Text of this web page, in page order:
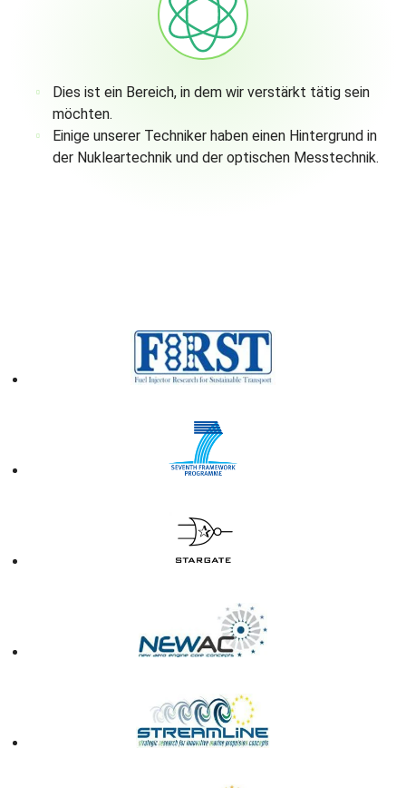
Dies ist ein Bereich, in dem wir verstärkt tätig sein
möchten.
Einige unserer Techniker haben einen Hintergrund in
der Nukleartechnik und der optischen Messtechnik.